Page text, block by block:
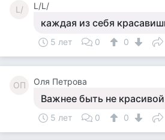
L/ L/L/
каждая из себя
5 лет 0 0
ОП Оля Петрова
Важнее быть не
5 лет 0 0